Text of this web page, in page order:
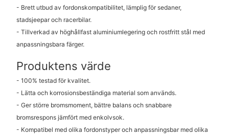
- Brett utbud av fordonskompatibilitet, lämplig för sedaner,
stadsjeepar och racerbilar.
- Tillverkad av höghållfast aluminiumlegering och rostfritt stål med
anpassningsbara färger.
Produktens värde
- 100% testad för kvalitet.
- Lätta och korrosionsbeständiga material som används.
- Ger större bromsmoment, bättre balans och snabbare
bromsrespons jämfört med enkolvsok.
- Kompatibel med olika fordonstyper och anpassningsbar med olika